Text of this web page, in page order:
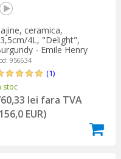
ceramica,
4L, "Delight",
- Emile Henry
956634
(1)
stoc
lei fara TVA
EUR)